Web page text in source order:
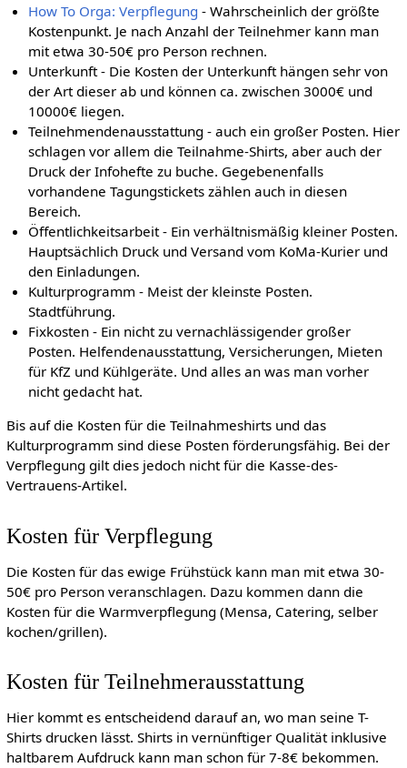
How To Orga: Verpflegung - Wahrscheinlich der größte
Kostenpunkt. Je nach Anzahl der Teilnehmer kann man
mit etwa 30-50€ pro Person rechnen.
Unterkunft - Die Kosten der Unterkunft hängen sehr von
der Art dieser ab und können ca. zwischen 3000€ und
10000€ liegen.
Teilnehmendenausstattung - auch ein großer Posten. Hier
schlagen vor allem die Teilnahme-Shirts, aber auch der
Druck der Infohefte zu buche. Gegebenenfalls
vorhandene Tagungstickets zählen auch in diesen
Bereich.
Öffentlichkeitsarbeit - Ein verhältnismäßig kleiner Posten.
Hauptsächlich Druck und Versand vom KoMa-Kurier und
den Einladungen.
Kulturprogramm - Meist der kleinste Posten.
Stadtführung.
Fixkosten - Ein nicht zu vernachlässigender großer
Posten. Helfendenausstattung, Versicherungen, Mieten
für KfZ und Kühlgeräte. Und alles an was man vorher
nicht gedacht hat.
Bis auf die Kosten für die Teilnahmeshirts und das
Kulturprogramm sind diese Posten förderungsfähig. Bei der
Verpflegung gilt dies jedoch nicht für die Kasse-des-
Vertrauens-Artikel.
Kosten für Verpflegung
Die Kosten für das ewige Frühstück kann man mit etwa 30-
50€ pro Person veranschlagen. Dazu kommen dann die
Kosten für die Warmverpflegung (Mensa, Catering, selber
kochen/grillen).
Kosten für Teilnehmerausstattung
Hier kommt es entscheidend darauf an, wo man seine T-
Shirts drucken lässt. Shirts in vernünftiger Qualität inklusive
haltbarem Aufdruck kann man schon für 7-8€ bekommen.